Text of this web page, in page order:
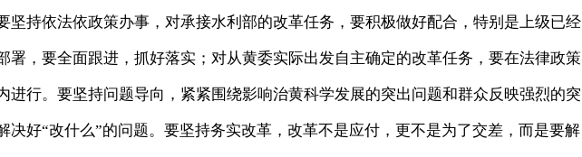
坚持依法依政策办事，对承接水利部的改革任务，要积极做好配合，特别是上级已经
署，要全面跟进，抓好落实；对从黄委实际出发自主确定的改革任务，要在法律政策
进行。要坚持问题导向，紧紧围绕影响治黄科学发展的突出问题和群众反映强烈的突
决好“改什么”的问题。要坚持务实改革，改革不是应付，更不是为了交差，而是要解